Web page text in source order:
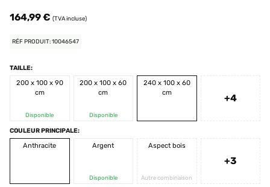
164,99 € (TVA incluse)
RÉF PRODUIT: 10046547
TAILLE:
200 x 100 x 90
cm
Disponible
200 x 100 x 60
cm
Disponible
240 x 100 x 60
cm
+4
COULEUR PRINCIPALE:
Anthracite
Argent
Disponible
Aspect bois
Autre combinaison
+3